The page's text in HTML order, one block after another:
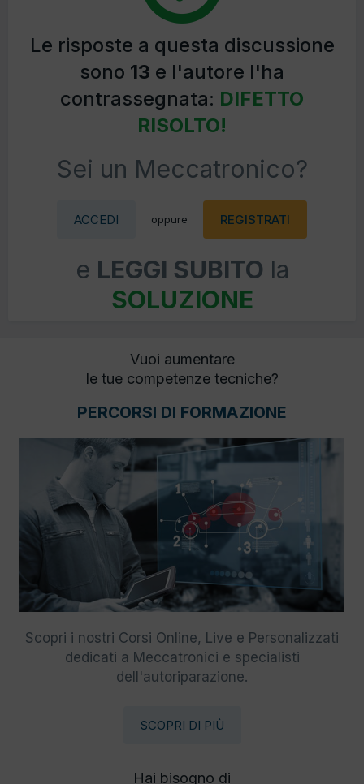
Le risposte a questa discussione
sono 13 e l'autore l'ha
contrassegnata: DIFETTO
RISOLTO!
Sei un Meccatronico?
ACCEDI oppure REGISTRATI
e LEGGI SUBITO la
SOLUZIONE
Vuoi aumentare
le tue competenze tecniche?
PERCORSI DI FORMAZIONE
Scopri i nostri Corsi Online, Live e Personalizzati
dedicati a Meccatronici e specialisti
dell'autoriparazione.
SCOPRI DI PIÙ
Hai bisogno di